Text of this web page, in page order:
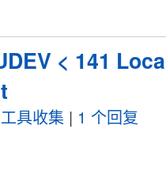
< 141
工具收集 | 1 个回复